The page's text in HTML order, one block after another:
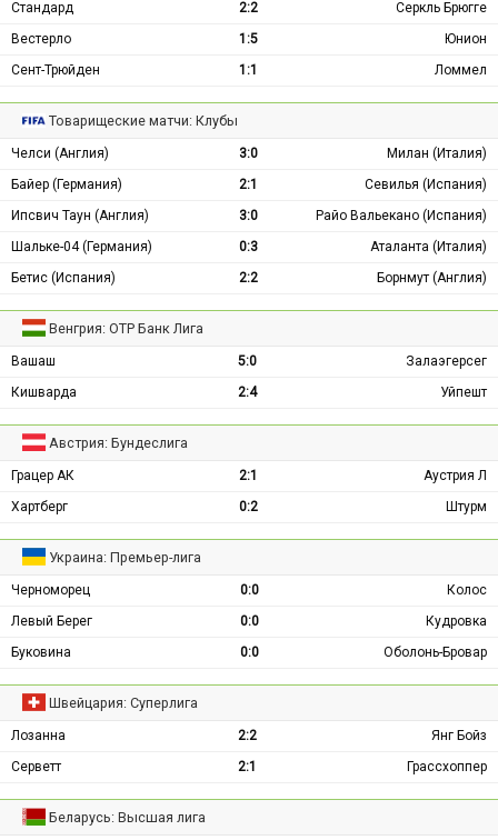
Стандард 2:2
Серкль Брюгге
Вестерло
1:5
Юнион
Сент-Трюйден
1:1 Ломмел
Товарищеские матчи: Клубы
Челси (Англия) 3:0
Милан (Италия)
Байер (Германия)
2:1
Севилья (Испания)
Ипсвич Таун (Англия)
3:0
Райо Вальекано (Испания)
Шальке-04 (Германия)
0:3
Аталанта (Италия)
Бетис (Испания)
2:2 Борнмут (Англия)
Венгрия: ОТР Банк Лига
Вашаш 5:0
Залаэгерсег
Кишварда
2:4 Уйпешт
Австрия: Бундеслига
Грацер АК 2:1
Аустрия Л
Хартберг
0:2 Штурм
Украина: Премьер-лига
Черноморец 0:0
Колос
Левый Берег
0:0
Кудровка
Буковина
0:0 Оболонь-Бровар
Швейцария: Суперлига
Лозанна 2:2
Янг Бойз
Серветт
2:1 Грассхоппер
Беларусь: Высшая лига